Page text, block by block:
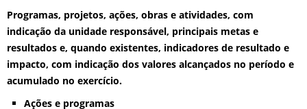
Programas, projetos, ações, obras e atividades, com
indicação da unidade responsável, principais metas e
resultados e, quando existentes, indicadores de resultado e
impacto, com indicação dos valores alcançados no período e
acumulado no exercício.
Ações e programas